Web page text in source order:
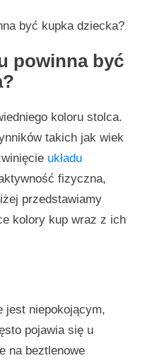
powinna być
koloru stolca.
takich jak wiek
układu
fizyczna,
przedstawiamy
kolory kup wraz z ich
jest niepokojącym,
pojawia się u
na beztlenowe